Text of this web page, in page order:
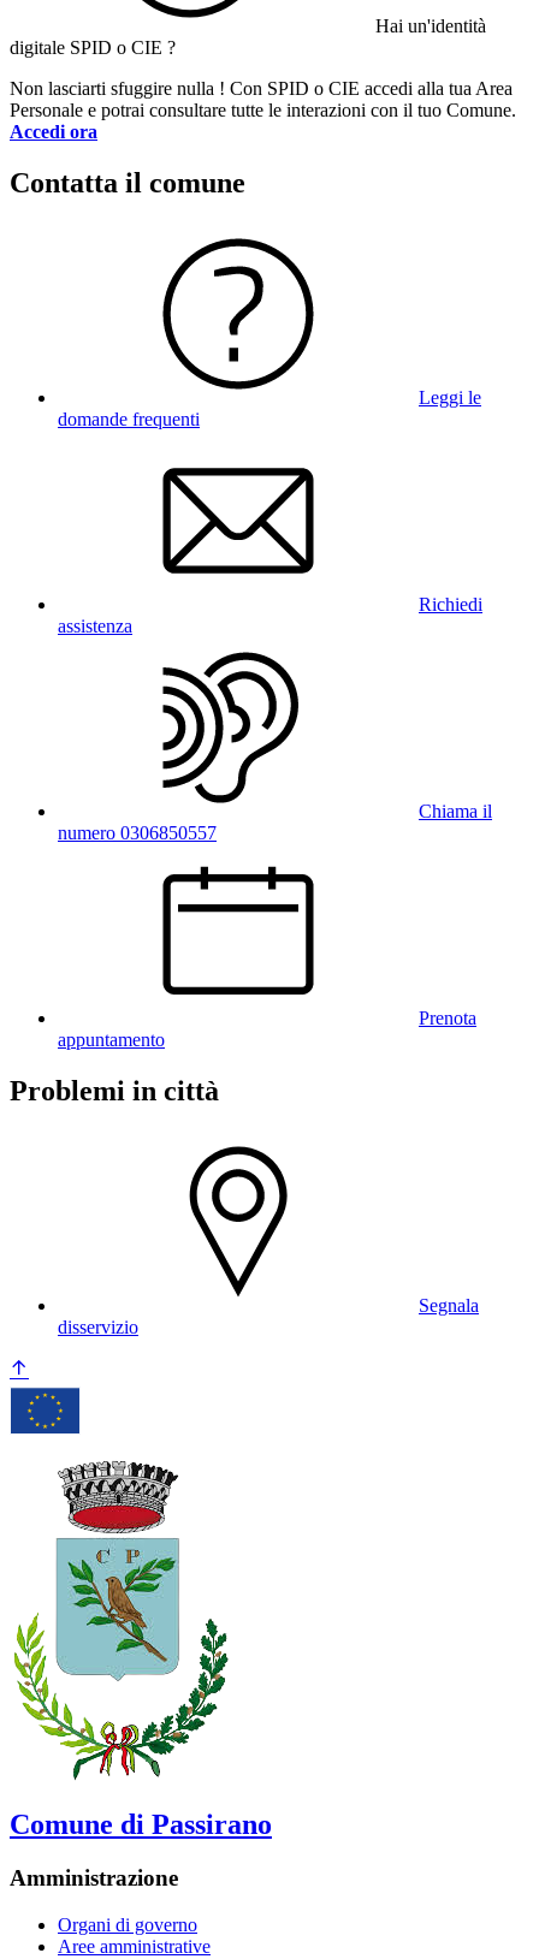
Hai un'identità
digitale SPID o CIE ?
Non lasciarti sfuggire nulla ! Con SPID o CIE accedi alla tua Area
Personale e potrai consultare tutte le interazioni con il tuo Comune.
Accedi ora
Contatta il comune
Leggi le
domande frequenti
Richiedi
assistenza
Chiama il
numero 0306850557
Prenota
appuntamento
Problemi in città
Segnala
disservizio
Comune di Passirano
Amministrazione
Organi di governo
Aree amministrative